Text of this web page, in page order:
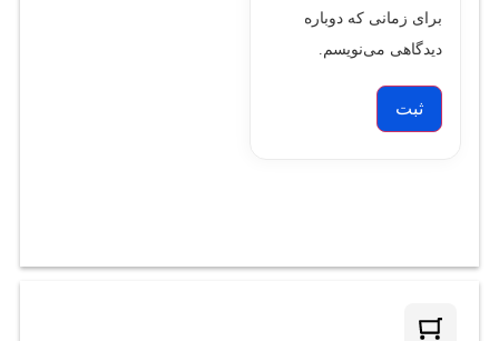
برای زمانی که دوباره
دیدگاهی می‌نویسم.